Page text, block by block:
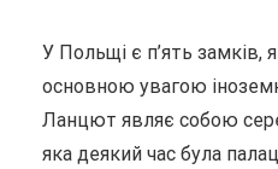
У Польщі є п’ять замків,
основною увагою
Ланцют являє собою
яка деякий час була